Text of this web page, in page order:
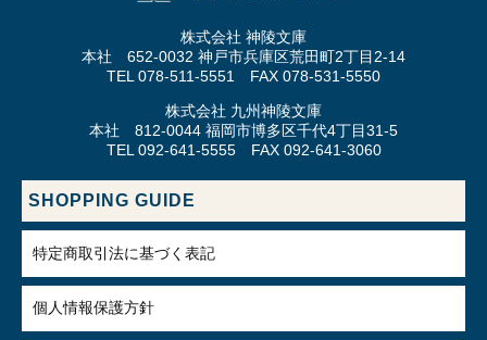
株式会社 神陵文庫
本社 652-0032 神戸市兵庫区荒田町2丁目2-14
TEL 078-511-5551 FAX 078-531-5550
株式会社 九州神陵文庫
本社 812-0044 福岡市博多区千代4丁目31-5
TEL 092-641-5555 FAX 092-641-3060
SHOPPING GUIDE
特定商取引法に基づく表記
個人情報保護方針